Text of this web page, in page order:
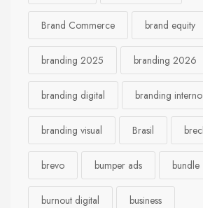
Brand Commerce brand equity
branding 2025 branding 2026
branding digital branding interno
branding visual Brasil
brevo bumper ads bundle
burnout digital business